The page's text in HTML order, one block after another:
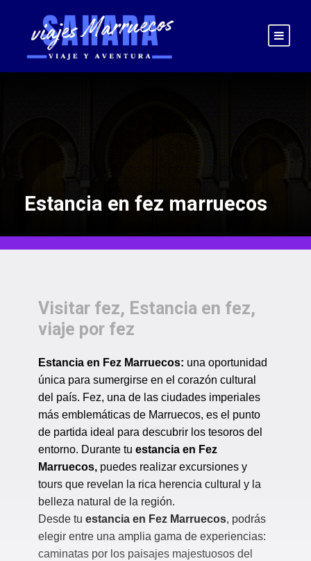
Estancia en fez marruecos
Visitar fez, Estancia en fez,
viaje por fez
Estancia en Fez Marruecos: una oportunidad
única para sumergirse en el corazón cultural
del país. Fez, una de las ciudades imperiales
más emblemáticas de Marruecos, es el punto
de partida ideal para descubrir los tesoros del
entorno. Durante tu estancia en Fez
Marruecos, puedes realizar excursiones y
tours que revelan la rica herencia cultural y la
belleza natural de la región.
Desde tu estancia en Fez Marruecos, podrás
elegir entre una amplia gama de experiencias:
caminatas por los paisajes majestuosos del